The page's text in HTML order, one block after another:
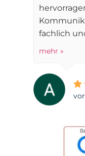
fachlich
mehr »